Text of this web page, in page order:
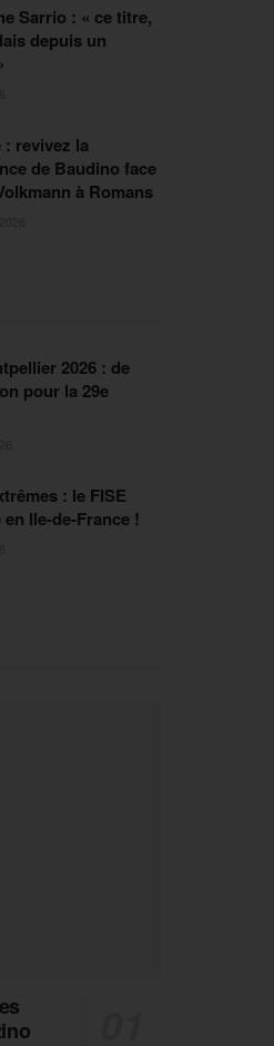
Sarrio : « ce titre,
depuis un
: revivez la
de Baudino face
à Romans
2026 : de
pour la 29e
: le FISE
Ile-de-France !